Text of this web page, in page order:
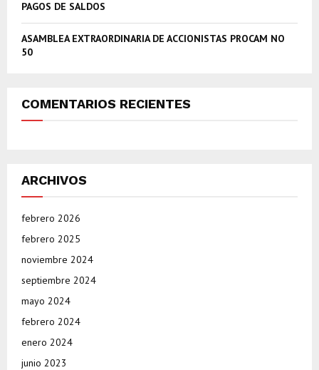
PAGOS DE SALDOS
ASAMBLEA EXTRAORDINARIA DE ACCIONISTAS PROCAM NO
50
COMENTARIOS RECIENTES
ARCHIVOS
febrero 2026
febrero 2025
noviembre 2024
septiembre 2024
mayo 2024
febrero 2024
enero 2024
junio 2023